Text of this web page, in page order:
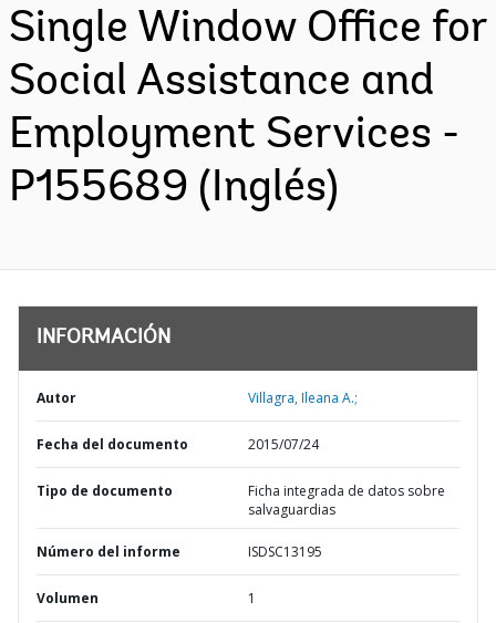
Single Window Office for
Social Assistance and
Employment Services -
P155689 (Inglés)
INFORMACIÓN
Autor Villagra, Ileana A.;
Fecha del documento 2015/07/24
Tipo de documento
Ficha integrada de datos sobre
salvaguardias
Número del informe ISDSC13195
Volumen 1